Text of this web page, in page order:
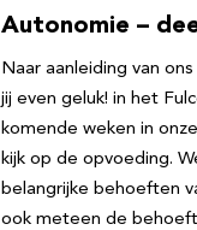
Autonomie –
Naar aanleiding van
jij even geluk! in het
komende weken in
kijk op de opvoeding.
belangrijke behoeften
ook meteen de